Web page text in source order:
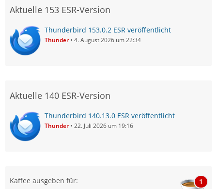
Aktuelle 153 ESR-Version
Thunderbird 153.0.2 ESR veröffentlicht
Thunder 4. August 2026 um 22:34
Aktuelle 140 ESR-Version
Thunderbird 140.13.0 ESR veröffentlicht
Thunder 22. Juli 2026 um 19:16
Kaffee ausgeben für: 1